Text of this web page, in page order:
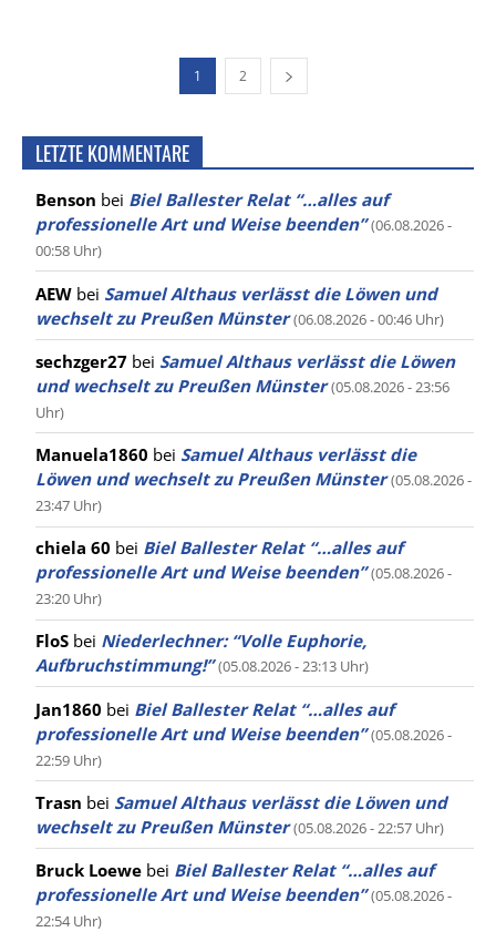
1 2
LETZTE KOMMENTARE
Benson bei Biel Ballester Relat “…alles auf
professionelle Art und Weise beenden” (06.08.2026 -
00:58 Uhr)
AEW bei Samuel Althaus verlässt die Löwen und
wechselt zu Preußen Münster (06.08.2026 - 00:46 Uhr)
sechzger27 bei Samuel Althaus verlässt die Löwen
und wechselt zu Preußen Münster (05.08.2026 - 23:56
Uhr)
Manuela1860 bei Samuel Althaus verlässt die
Löwen und wechselt zu Preußen Münster (05.08.2026 -
23:47 Uhr)
chiela 60 bei Biel Ballester Relat “…alles auf
professionelle Art und Weise beenden” (05.08.2026 -
23:20 Uhr)
FloS bei Niederlechner: “Volle Euphorie,
Aufbruchstimmung!” (05.08.2026 - 23:13 Uhr)
Jan1860 bei Biel Ballester Relat “…alles auf
professionelle Art und Weise beenden” (05.08.2026 -
22:59 Uhr)
Trasn bei Samuel Althaus verlässt die Löwen und
wechselt zu Preußen Münster (05.08.2026 - 22:57 Uhr)
Bruck Loewe bei Biel Ballester Relat “…alles auf
professionelle Art und Weise beenden” (05.08.2026 -
22:54 Uhr)